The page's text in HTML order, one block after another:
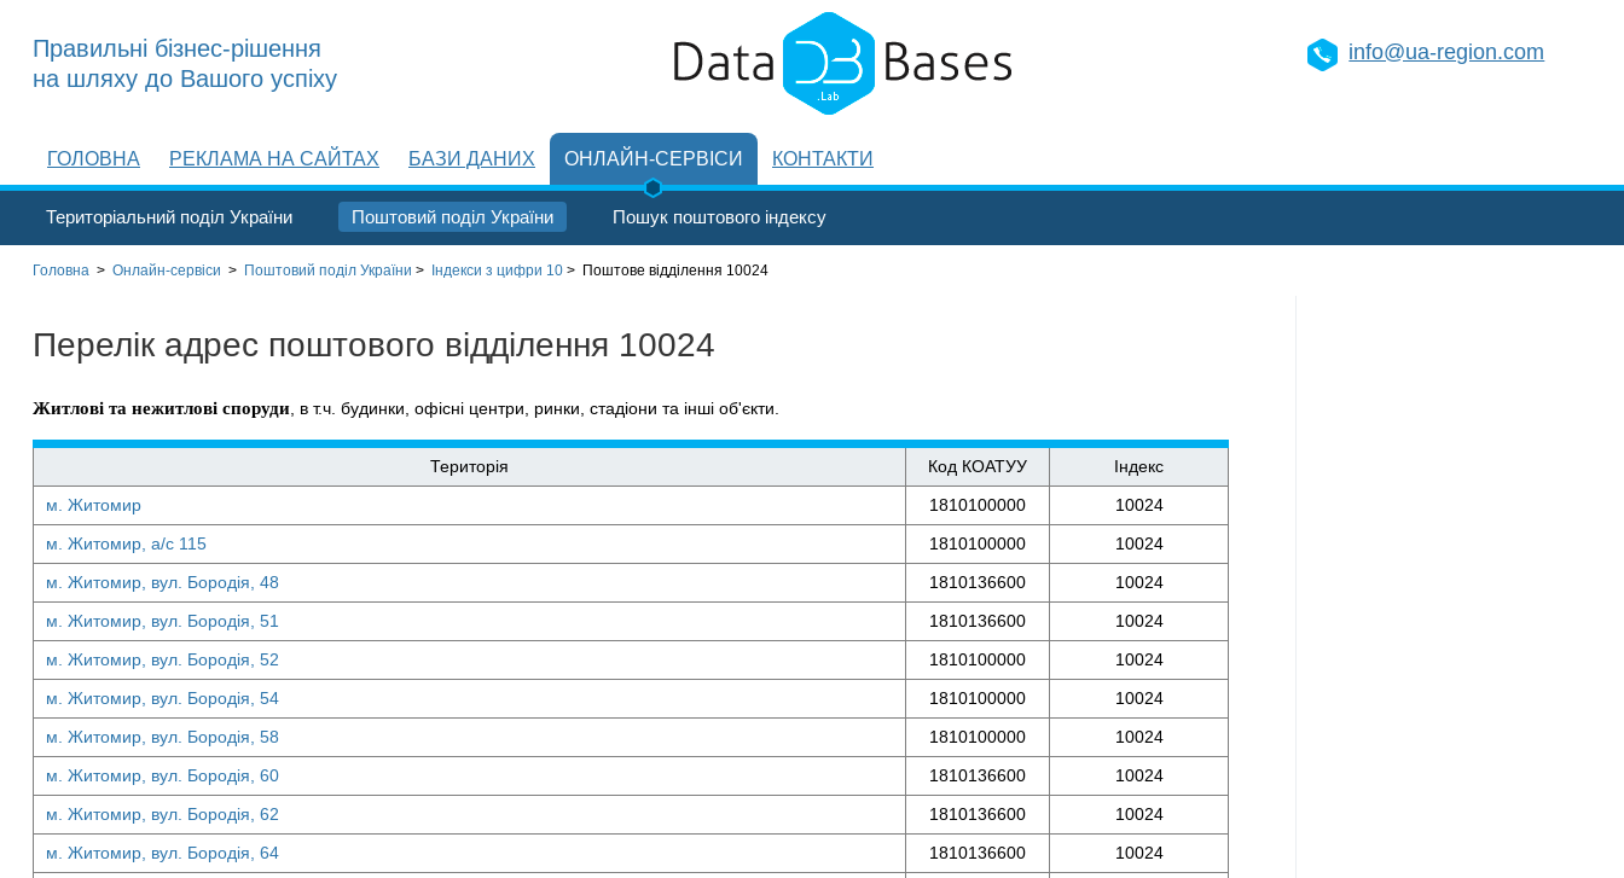
info@ua-region.com
Правильні бізнес-рішення
на шляху до Вашого успіху
ГОЛОВНА РЕКЛАМА НА САЙТАХ БАЗИ ДАНИХ ОНЛАЙН-СЕРВІСИ
Територіальний поділ України Поштовий поділ України Пошук поштового індексу
КОНТАКТИ
Головна > Онлайн-сервіси > Поштовий поділ України > Індекси з цифри 10 > Поштове відділення 10024
Перелік адрес поштового відділення 10024
Житлові та нежитлові споруди , в т.ч. будинки, офісні центри, ринки, стадіони та інші об'єкти.
Територія Код КОАТУУ
Індекс
м. Житомир
1810100000
10024
м. Житомир, а/с 115
1810100000
10024
м. Житомир, вул. Бородія, 48
1810136600
10024
м. Житомир, вул. Бородія, 51
1810136600
10024
м. Житомир, вул. Бородія, 52
1810100000
10024
м. Житомир, вул. Бородія, 54
1810100000
10024
м. Житомир, вул. Бородія, 58
1810100000
10024
м. Житомир, вул. Бородія, 60
1810136600
10024
м. Житомир, вул. Бородія, 62
1810136600
10024
м. Житомир, вул. Бородія, 64
1810136600
10024